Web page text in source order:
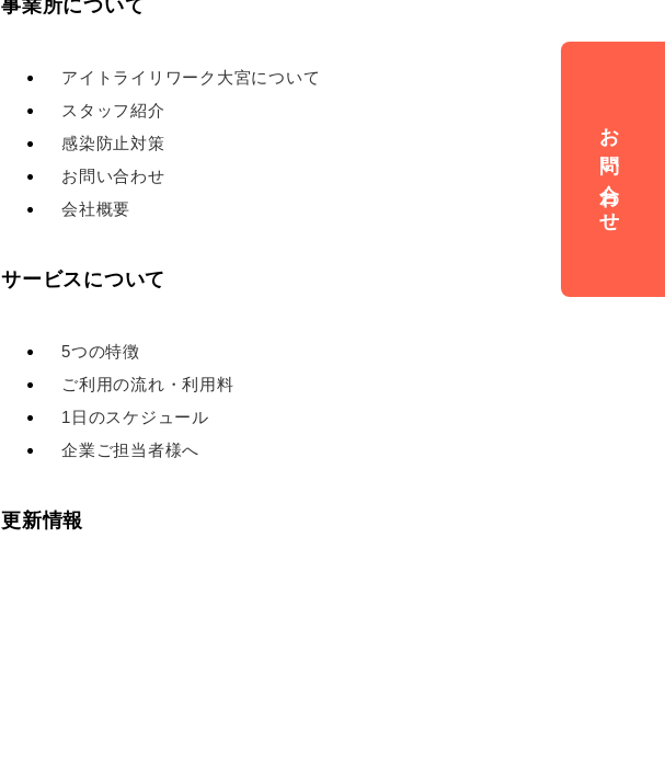
事業所について
アイトライリワーク大宮について
スタッフ紹介
感染防止対策
お問い合わせ
会社概要
サービスについて
5つの特徴
ご利用の流れ・利用料
1日のスケジュール
企業ご担当者様へ
更新情報
お問い合わせ